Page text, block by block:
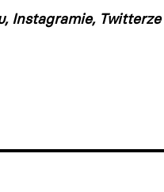
Instagramie,